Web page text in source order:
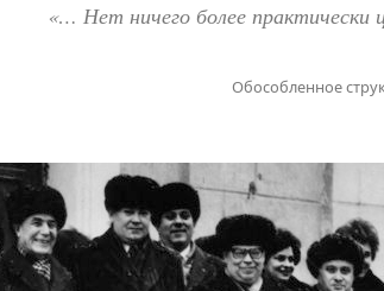
«… Нет ничего более практически
Обособленное